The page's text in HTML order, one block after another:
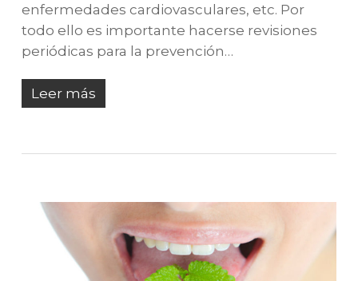
enfermedades cardiovasculares, etc. Por
todo ello es importante hacerse revisiones
periódicas para la prevención…
Leer más